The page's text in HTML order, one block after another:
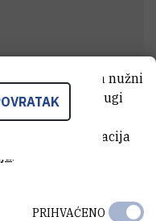
od tih kolačića nužni
dok se drugi
radi
Za više informacija
.
PRIHVAĆENO